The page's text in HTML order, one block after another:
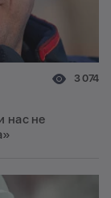
3 074
нас не